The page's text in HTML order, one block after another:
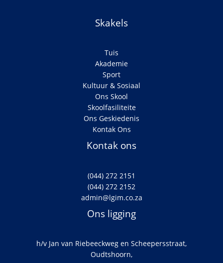
Skakels
Tuis
Akademie
Sport
Kultuur & Sosiaal
Ons Skool
Skoolfasiliteite
Ons Geskiedenis
Kontak Ons
Kontak ons
(044) 272 2151
(044) 272 2152
admin@lgim.co.za
Ons ligging
h/v Jan van Riebeeckweg en Scheepersstraat,
Oudtshoorn,